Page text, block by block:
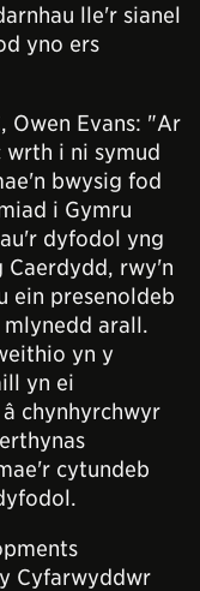
lle'r sianel
yno ers
Owen Evans: "Ar
wrth i ni symud
bwysig fod
i Gymru
dyfodol yng
Caerdydd, rwy'n
ein presenoldeb
arall.
yn y
yn ei
chynhyrchwyr
cytundeb
Cyfarwyddwr